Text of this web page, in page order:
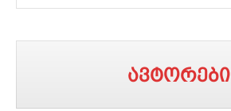
ავტორები